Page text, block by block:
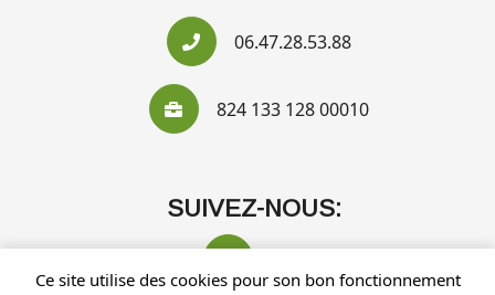
06.47.28.53.88
824 133 128 00010
SUIVEZ-NOUS:
Ce site utilise des cookies pour son bon fonctionnement